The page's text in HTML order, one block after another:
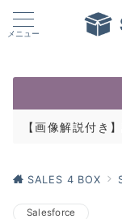
メニュー
SALES 4 BOX
Salesforce